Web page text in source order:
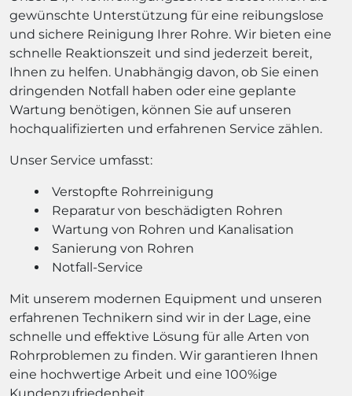
gewünschte Unterstützung für eine reibungslose
und sichere Reinigung Ihrer Rohre. Wir bieten eine
schnelle Reaktionszeit und sind jederzeit bereit,
Ihnen zu helfen. Unabhängig davon, ob Sie einen
dringenden Notfall haben oder eine geplante
Wartung benötigen, können Sie auf unseren
hochqualifizierten und erfahrenen Service zählen.
Unser Service umfasst:
Verstopfte Rohrreinigung
Reparatur von beschädigten Rohren
Wartung von Rohren und Kanalisation
Sanierung von Rohren
Notfall-Service
Mit unserem modernen Equipment und unseren
erfahrenen Technikern sind wir in der Lage, eine
schnelle und effektive Lösung für alle Arten von
Rohrproblemen zu finden. Wir garantieren Ihnen
eine hochwertige Arbeit und eine 100%ige